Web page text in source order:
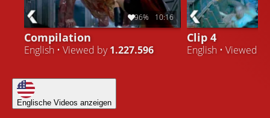
96% 10:16
Compilation
English • Viewed by1.227.596
Clip 4
English • Viewed
Englische Videos anzeigen